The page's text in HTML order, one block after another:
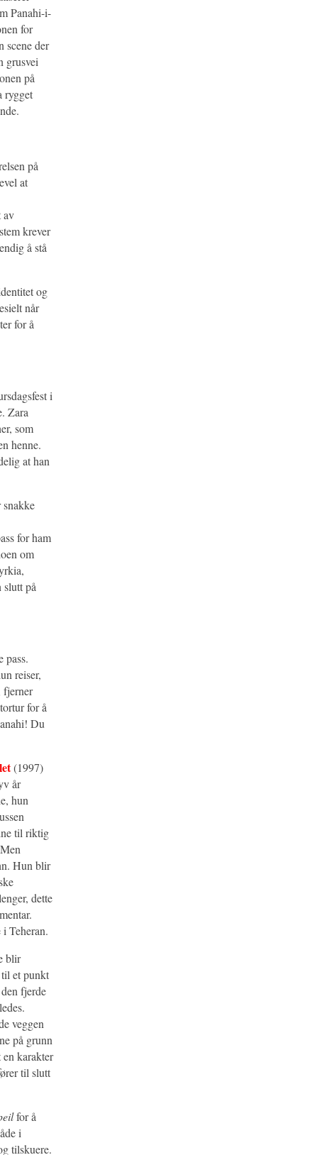
Panahi-i-
for
scene der
grusvei
på
rygget
på
at
av
krever
å stå
og
når
for å
i
Zara
som
henne.
at han
for ham
om
slutt på
pass.
reiser,
fjerner
for å
Du
(1997)
år
hun
til riktig
Hun blir
dette
Teheran.
blir
et punkt
fjerde
veggen
på grunn
karakter
til slutt
for å
i
tilskuere.